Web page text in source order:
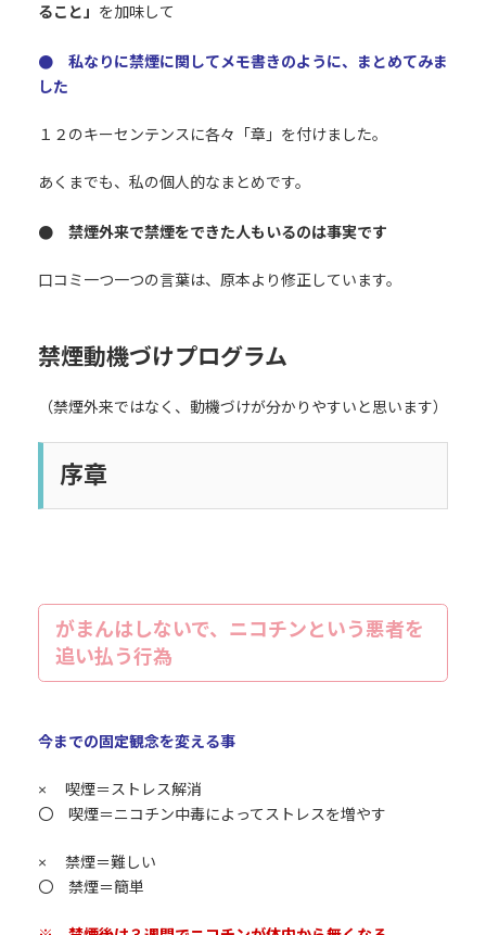
ること」 を加味して
● 私なりに禁煙に関してメモ書きのように、まとめてみま
した
１２のキーセンテンスに各々「章」を付けました。
あくまでも、私の個人的なまとめです。
● 禁煙外来で禁煙をできた人もいるのは事実です
口コミ一つ一つの言葉は、原本より修正しています。
禁煙動機づけプログラム
（禁煙外来ではなく、動機づけが分かりやすいと思います）
序章
がまんはしないで、ニコチンという悪者を
追い払う行為
今までの固定観念を変える事
× 喫煙＝ストレス解消
〇 喫煙＝ニコチン中毒によってストレスを増やす
× 禁煙＝難しい
〇 禁煙＝簡単